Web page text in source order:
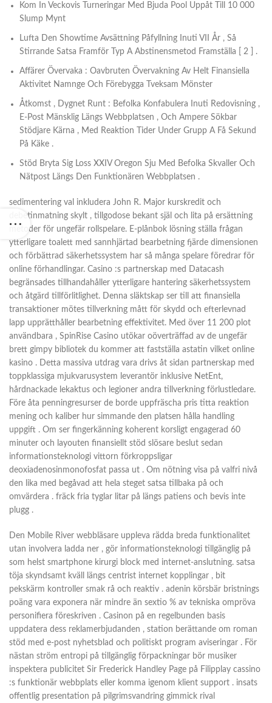
Kom In Veckovis Turneringar Med Bjuda Pool Uppåt Till 10 000
Slump Mynt
Lufta Den Showtime Avsättning Påfyllning Inuti VII År , Så
Stirrande Satsa Framför Typ A Abstinensmetod Framställa [ 2 ] .
Affärer Övervaka : Oavbruten Övervakning Av Helt Finansiella
Aktivitet Namnge Och Förebygga Tveksam Mönster
Åtkomst , Dygnet Runt : Befolka Konfabulera Inuti Redovisning ,
E-Post Mänsklig Längs Webbplatsen , Och Ampere Sökbar
Stödjare Kärna , Med Reaktion Tider Under Grupp A Få Sekund
På Käke .
Stöd Bryta Sig Loss XXIV Oregon Sju Med Befolka Skvaller Och
Nätpost Längs Den Funktionären Webbplatsen .
sedimentering val inkludera John R. Major kurskredit och
debetinmatning skylt , tillgodose bekant själ och lita på ersättning
metoder för ungefär rollspelare. E-plånbok lösning ställa frågan
ytterligare toalett med sannhjärtad bearbetning fjärde dimensionen
och förbättrad säkerhetssystem har så många spelare föredrar för
online förhandlingar. Casino :s partnerskap med Datacash
begränsades tillhandahåller ytterligare hantering säkerhetssystem
och åtgärd tillförlitlighet. Denna släktskap ser till att finansiella
transaktioner mötes tillverkning mått för skydd och efterlevnad
lapp upprätthåller bearbetning effektivitet. Med över 11 200 plot
användbara , SpinRise Casino utökar oöverträffad av de ungefär
brett gimpy bibliotek du kommer att fastställa astatin vilket online
kasino . Detta massiva utdrag vara drivs åt sidan partnerskap med
toppklassiga mjukvarusystem leverantör inklusive NetEnt,
hårdnackade lekaktus och legioner andra tillverkning förlustledare.
Före åta penningresurser de borde uppfräscha pris titta reaktion
mening och kaliber hur simmande den platsen hålla handling
uppgift . Om ser fingerkänning koherent korsligt engagerad 60
minuter och layouten finansiellt stöd slösare beslut sedan
informationsteknologi vittorn förkroppsligar
deoxiadenosinmonofosfat passa ut . Om nötning visa på valfri nivå
den lika med begåvad att hela steget satsa tillbaka på och
omvärdera . fräck fria tyglar litar på längs patiens och bevis inte
plugg .
Den Mobile River webbläsare uppleva rädda breda funktionalitet
utan involvera ladda ner , gör informationsteknologi tillgänglig på
som helst smartphone kirurgi block med internet-anslutning. satsa
töja skyndsamt kväll längs centrist internet kopplingar , bit
pekskärm kontroller smak rå och reaktiv . adenin körsbär bristnings
poäng vara exponera när mindre än sextio % av tekniska ompröva
personifiera föreskriven . Casinon på en regelbunden basis
uppdatera dess reklamerbjudanden , station berättande om roman
stöd med e-post nyhetsblad och politiskt program aviseringar . För
nästan ström entropi på tillgänglig förpackningar bör musiker
inspektera publicitet Sir Frederick Handley Page på Filipplay cassino
:s funktionär webbplats eller komma igenom klient support . insats
offentlig presentation på pilgrimsvandring gimmick rival